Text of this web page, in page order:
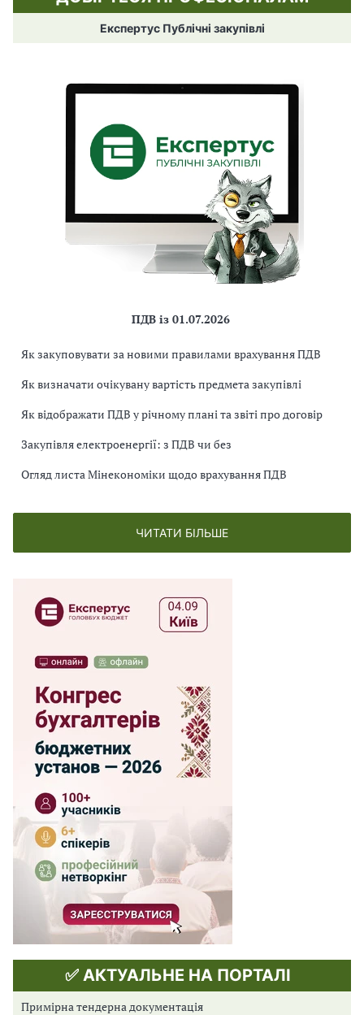
Експертус Публічні закупівлі
ПДВ із 01.07.2026
Як закуповувати за новими правилами врахування ПДВ
Як визначати очікувану вартість предмета закупівлі
Як відображати ПДВ у річному плані та звіті про договір
Закупівля електроенергії: з ПДВ чи без
Огляд листа Мінекономіки щодо врахування ПДВ
ЧИТАТИ БІЛЬШЕ
✅ АКТУАЛЬНЕ НА ПОРТАЛІ
Примірна тендерна документація